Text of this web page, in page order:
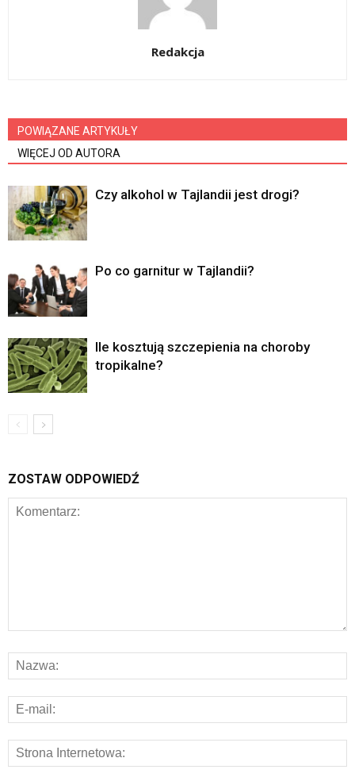
Redakcja
POWIĄZANE ARTYKUŁY
WIĘCEJ OD AUTORA
Czy alkohol w Tajlandii jest drogi?
Po co garnitur w Tajlandii?
Ile kosztują szczepienia na choroby
tropikalne?
ZOSTAW ODPOWIEDŹ